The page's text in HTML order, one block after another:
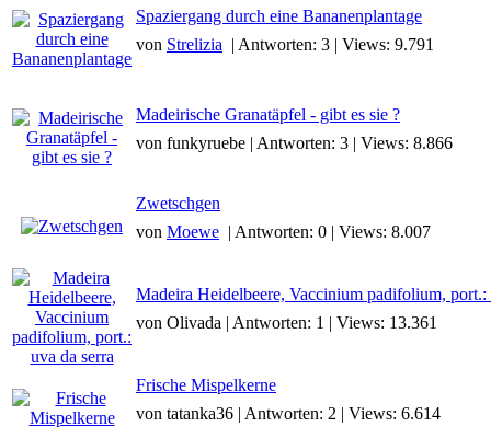
Spaziergang durch eine Bananenplantage
von Strelizia | Antworten: 3 | Views: 9.791
Madeirische Granatäpfel - gibt es sie ?
von funkyruebe | Antworten: 3 | Views: 8.866
Zwetschgen
von Moewe | Antworten: 0 | Views: 8.007
Madeira Heidelbeere, Vaccinium padifolium, port.:
von Olivada | Antworten: 1 | Views: 13.361
Frische Mispelkerne
von tatanka36 | Antworten: 2 | Views: 6.614